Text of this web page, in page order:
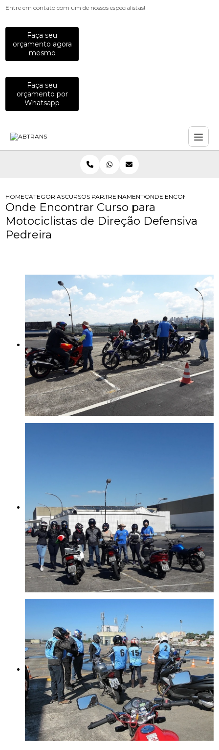
Entre em contato com um de nossos especialistas!
Faça seu
orçamento agora
mesmo
Faça seu
orçamento por
Whatsapp
HOMECATEGORIASCURSOS PARA MOTOCICLISTAS
TREINAMENTO DE PILOTAGEM PARA
ONDE ENCONTRAR
Onde Encontrar Curso para
Motociclistas de Direção Defensiva
Pedreira